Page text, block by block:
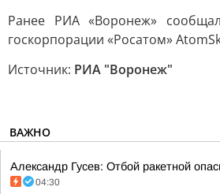
Ранее РИА «Воронеж»
госкорпорации «Росатом»
Источник: РИА "Воронеж"
ВАЖНО
Александр Гусев: Отбой ракетной
04:30